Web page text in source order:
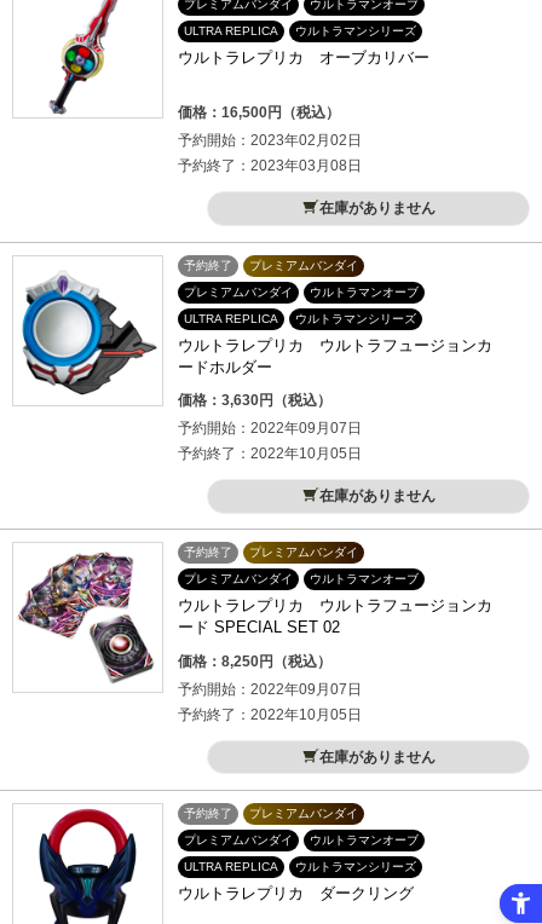
プレミアムバンダイ
ウルトラマンオーブ
ULTRA REPLICA
ウルトラマンシリーズ
ウルトラレプリカ オーブカリバー
価格：16,500円（税込）
予約開始：2023年02月02日
予約終了：2023年03月08日
在庫がありません
予約終了
プレミアムバンダイ
プレミアムバンダイ
ウルトラマンオーブ
ULTRA REPLICA
ウルトラマンシリーズ
ウルトラレプリカ ウルトラフュージョンカ
ードホルダー
価格：3,630円（税込）
予約開始：2022年09月07日
予約終了：2022年10月05日
在庫がありません
予約終了
プレミアムバンダイ
プレミアムバンダイ
ウルトラマンオーブ
ウルトラレプリカ ウルトラフュージョンカ
ード SPECIAL SET 02
価格：8,250円（税込）
予約開始：2022年09月07日
予約終了：2022年10月05日
在庫がありません
予約終了
プレミアムバンダイ
プレミアムバンダイ
ウルトラマンオーブ
ULTRA REPLICA
ウルトラマンシリーズ
ウルトラレプリカ ダークリング